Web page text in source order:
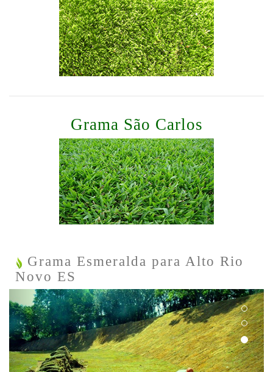
Grama São Carlos
Grama Esmeralda para Alto Rio
Novo ES
Previous Next